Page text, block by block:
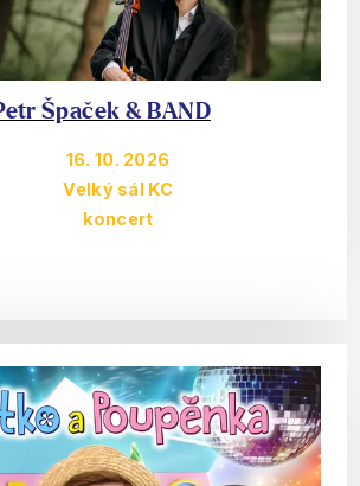
Špaček & BAND
16. 10. 2026
Velký sál KC
koncert